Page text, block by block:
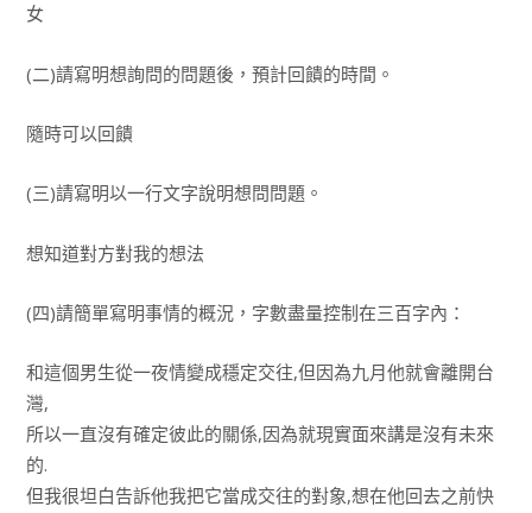
女
(二)請寫明想詢問的問題後，預計回饋的時間。
隨時可以回饋
(三)請寫明以一行文字說明想問問題。
想知道對方對我的想法
(四)請簡單寫明事情的概況，字數盡量控制在三百字內：
和這個男生從一夜情變成穩定交往,但因為九月他就會離開台
灣,
所以一直沒有確定彼此的關係,因為就現實面來講是沒有未來
的.
但我很坦白告訴他我把它當成交往的對象,想在他回去之前快